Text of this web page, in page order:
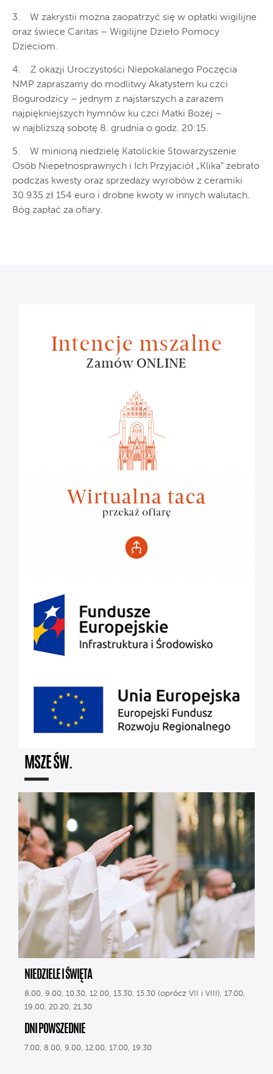
3. W zakrystii można zaopatrzyć się w opłatki wigilijne
oraz świece Caritas – Wigilijne Dzieło Pomocy
Dzieciom.
4. Z okazji Uroczystości Niepokalanego Poczęcia
NMP zapraszamy do modlitwy Akatystem ku czci
Bogurodzicy – jednym z najstarszych a zarazem
najpiękniejszych hymnów ku czci Matki Bożej –
w najbliższą sobotę 8. grudnia o godz. 20:15.
5. W minioną niedzielę Katolickie Stowarzyszenie
Osób Niepełnosprawnych i Ich Przyjaciół „Klika” zebrało
podczas kwesty oraz sprzedaży wyrobów z ceramiki
30 935 zł 154 euro i drobne kwoty w innych walutach.
Bóg zapłać za ofiary.
MSZE ŚW.
NIEDZIELE I ŚWIĘTA
8.00, 9.00, 10.30, 12.00, 13.30, 15.30 (oprócz VII i VIII), 17.00,
19.00, 20.20, 21.30
DNI POWSZEDNIE
7.00, 8.00, 9.00, 12.00, 17.00, 19.30